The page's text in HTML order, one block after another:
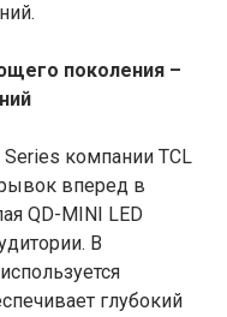
поколения –
компании TCL
вперед в
QD-MINI LED
В
глубокий